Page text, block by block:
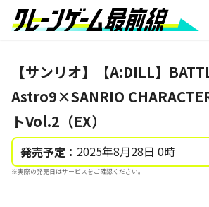
【サンリオ】【A:DILL】
Astro9×SANRIO
トVol.2（EX）
発売予定： 2025年8月28日 0時
※実際の発売日はサービスをご確認ください。